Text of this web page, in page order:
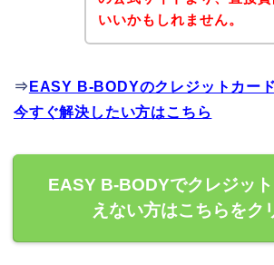
いいかもしれません。
⇒ EASY B-BODYのクレジットカー
今すぐ解決したい方はこちら
EASY B-BODYでクレジッ
えない方はこちらをク